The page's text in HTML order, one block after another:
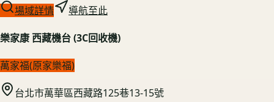
場域詳情
導航至此
樂家康 西藏機台 (3C回收機)
萬家福(原家樂福)
台北市萬華區西藏路125巷13-15號